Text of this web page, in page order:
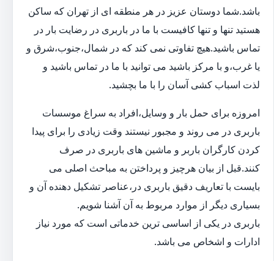
باشد.شما دوستان عزیز در هر منطقه ای از تهران که ساکن
هستید تنها و تنها کافیست با ما در باربری در رضایت بار در
تماس باشید.هیچ تفاوتی نمی کند که در شمال،جنوب،شرق و
یا غرب،و با مرکز باشید می توانید با ما در تماس باشید و
لذت اسباب کشی آسان را با ما بچشید.
امروزه برای حمل بار و وسایل،افراد به سراغ موسسات
باربری در می روند و مجبور نیستند وقت زیادی را برای پیدا
کردن کارگران باربر و ماشین های باربری در صرف
کنند.قبل از بیان هرچیز و پرداختن به مباحث اصلی می
بایست با تعاریف دقیق باربری در،عناصر تشکیل دهنده آن و
بسیاری دیگر از موارد مربوط به آن آشنا شویم.
باربری در یکی از اساسی ترین خدماتی است که مورد نیاز
ادارات و اشخاص می باشد.